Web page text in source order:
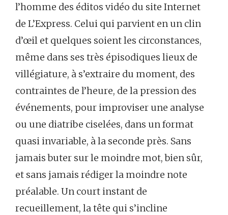
l’homme des éditos vidéo du site Internet
de L’Express. Celui qui parvient en un clin
d’œil et quelques soient les circonstances,
même dans ses très épisodiques lieux de
villégiature, à s’extraire du moment, des
contraintes de l’heure, de la pression des
événements, pour improviser une analyse
ou une diatribe ciselées, dans un format
quasi invariable, à la seconde près. Sans
jamais buter sur le moindre mot, bien sûr,
et sans jamais rédiger la moindre note
préalable. Un court instant de
recueillement, la tête qui s’incline